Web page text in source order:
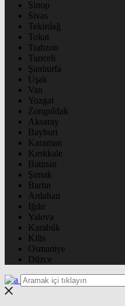
Sinop
Sivas
Tekirdağ
Tokat
Trabzon
Tunceli
Şanlıurfa
Uşak
Van
Yozgat
Zonguldak
Aksaray
Bayburt
Karaman
Kırıkkale
Batman
Şırnak
Bartın
Ardahan
Iğdır
Yalova
Karabük
Kilis
Osmaniye
Düzce